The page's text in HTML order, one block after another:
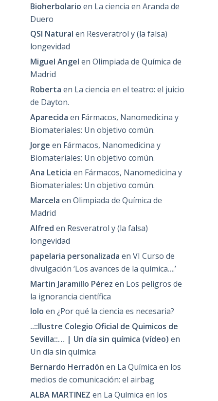
Bioherbolario en La ciencia en Aranda de
Duero
QSI Natural en Resveratrol y (la falsa)
longevidad
Miguel Angel en Olimpiada de Química de
Madrid
Roberta en La ciencia en el teatro: el juicio
de Dayton.
Aparecida en Fármacos, Nanomedicina y
Biomateriales: Un objetivo común.
Jorge en Fármacos, Nanomedicina y
Biomateriales: Un objetivo común.
Ana Leticia en Fármacos, Nanomedicina y
Biomateriales: Un objetivo común.
Marcela en Olimpiada de Química de
Madrid
Alfred en Resveratrol y (la falsa)
longevidad
papelaria personalizada en VI Curso de
divulgación ‘Los avances de la química….’
Martin Jaramillo Pérez en Los peligros de
la ignorancia científica
lolo en ¿Por qué la ciencia es necesaria?
..::Ilustre Colegio Oficial de Quimicos de
Sevilla::… | Un día sin química (vídeo) en
Un día sin química
Bernardo Herradón en La Química en los
medios de comunicación: el airbag
ALBA MARTINEZ en La Química en los